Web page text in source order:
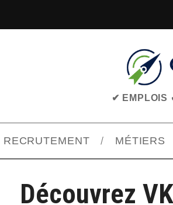
✔ EMPLOIS
RECRUTEMENT MÉTIERS
Découvrez